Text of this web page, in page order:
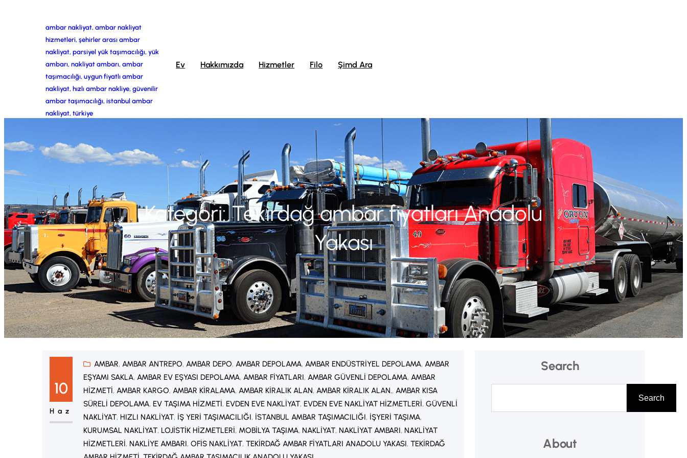
ambar nakliyat, ambar nakliyat
hizmetleri, şehirler arası ambar
nakliyat, parsiyel yük taşımacılığı, yük
ambarı, nakliyat ambarı, ambar
taşımacılığı, uygun fiyatlı ambar
nakliyat, hızlı ambar nakliye, güvenilir
ambar taşımacılığı, istanbul ambar
nakliyat, türkiye
Ev Hakkımızda Hizmetler Filo Şimd Ara
Kategori:Tekirdağ ambar fiyatları Anadolu
Yakası
10
Haz
AMBAR, AMBAR ANTREPO, AMBAR DEPO, AMBAR DEPOLAMA, AMBAR ENDÜSTRIYEL DEPOLAMA, AMBAR
EŞYAMI SAKLA, AMBAR EV EŞYASI DEPOLAMA, AMBAR FIYATLARI, AMBAR GÜVENLI DEPOLAMA, AMBAR
HIZMETI, AMBAR KARGO, AMBAR KIRALAMA, AMBAR KIRALIK ALAN, AMBAR KIRALIK ALAN., AMBAR KISA
SÜRELI DEPOLAMA, EV TAŞIMA HIZMETI, EVDEN EVE NAKLIYAT, EVDEN EVE NAKLIYAT HIZMETLERI, GÜVENLI
NAKLIYAT, HIZLI NAKLIYAT, İŞ YERI TAŞIMACILIĞI, İSTANBUL AMBAR TAŞIMACILIĞI, İŞYERI TAŞIMA
KURUMSAL NAKLIYAT, LOJISTIK HIZMETLERI, MOBILYA TAŞIMA, NAKLIYAT, NAKLIYAT AMBARI, NAKLIYAT
HIZMETLERI, NAKLIYE AMBARI, OFIS NAKLIYAT, TEKIRDAĞ AMBAR FIYATLARI ANADOLU YAKASI, TEKIRDAĞ
Search
Search
About